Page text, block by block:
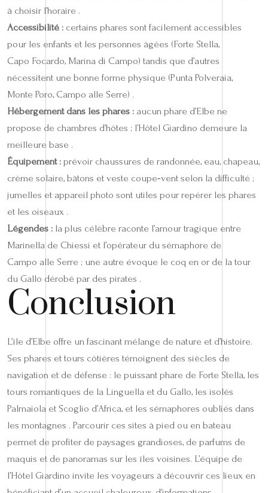
à choisir l’horaire .
Accessibilité : certains phares sont facilement accessibles
pour les enfants et les personnes âgées (Forte Stella,
Capo Focardo, Marina di Campo) tandis que d’autres
nécessitent une bonne forme physique (Punta Polveraia,
Monte Poro, Campo alle Serre) .
Hébergement dans les phares : aucun phare d’Elbe ne
propose de chambres d’hôtes ; l’Hôtel Giardino demeure la
meilleure base .
Équipement : prévoir chaussures de randonnée, eau, chapeau,
crème solaire, bâtons et veste coupe‑vent selon la difficulté ;
jumelles et appareil photo sont utiles pour repérer les phares
et les oiseaux .
Légendes : la plus célèbre raconte l’amour tragique entre
Marinella de Chiessi et l’opérateur du sémaphore de
Campo alle Serre ; une autre évoque le coq en or de la tour
du Gallo dérobé par des pirates .
Conclusion
L’île d’Elbe offre un fascinant mélange de nature et d’histoire.
Ses phares et tours côtières témoignent des siècles de
navigation et de défense : le puissant phare de Forte Stella, les
tours romantiques de la Linguella et du Gallo, les isolés
Palmaiola et Scoglio d’Africa, et les sémaphores oubliés dans
les montagnes . Parcourir ces sites à pied ou en bateau
permet de profiter de paysages grandioses, de parfums de
maquis et de panoramas sur les îles voisines. L’équipe de
l’Hôtel Giardino invite les voyageurs à découvrir ces lieux en